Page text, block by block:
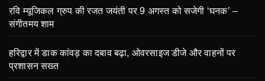
रवि म्यूजिकल ग्रुप की रजत जयंती पर 9 अगस्त को सजेगी ‘घनक’ –
संगीतमय शाम
हरिद्वार में डाक कांवड़ का दबाव बढ़ा, ओवरसाइज डीजे और वाहनों पर
प्रशासन सख्त